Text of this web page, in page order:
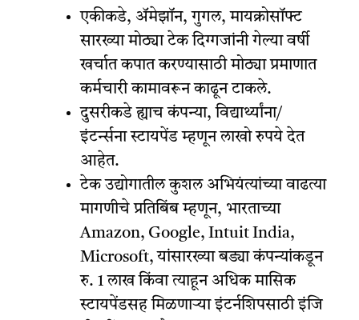
एकीकडे, ॲमेझॉन, गुगल, मायक्रोसॉफ्ट
सारख्या मोठ्या टेक दिग्गजांनी गेल्या वर्षी
खर्चात कपात करण्यासाठी मोठ्या प्रमाणात
कर्मचारी कामावरून काढून टाकले.
दुसरीकडे ह्याच कंपन्या, विद्यार्थ्यांना/
इंटर्न्सना स्टायपेंड म्हणून लाखो रुपये देत
आहेत.
टेक उद्योगातील कुशल अभियंत्यांच्या वाढत्या
मागणीचे प्रतिबिंब म्हणून, भारताच्या
Amazon, Google, Intuit India,
Microsoft, यांसारख्या बड्या कंपन्यांकडून
रु. 1 लाख किंवा त्याहून अधिक मासिक
स्टायपेंडसहमिळणाऱ्याइंटर्नशिपसाठीइंजि